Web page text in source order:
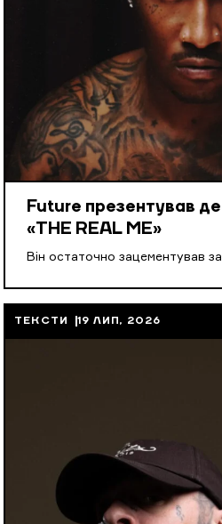
Future презентував
«THE REAL ME»
Він остаточно зацементував
ТЕКСТИ 19 ЛИП, 2026